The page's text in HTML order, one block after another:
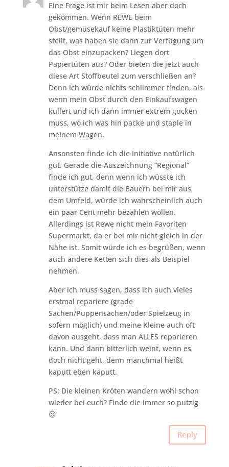
Eine Frage ist mir beim Lesen aber doch
gekommen. Wenn REWE beim
Obst/gemüsekauf keine Plastiktüten mehr
stellt, was haben sie dann zur Verfügung um
das Obst einzupacken? Liegen dort
Papiertüten aus? Oder bieten die jetzt auch
diese Art Stoffbeutel zum verschließen an?
Denn ich würde nichts schlimmer finden, als
wenn mein Obst durch den Einkaufswagen
kullert und ich dann immer extrem gucken
muss, wo ich was hin packe und staple in
meinem Wagen.
Ansonsten finde ich die Initiative natürlich
gut. Gerade die Auszeichnung “Regional”
finde ich gut, denn wenn ich wüsste ich
unterstütze damit die Bauern bei mir aus
dem Umfeld, würde ich wahrscheinlich auch
ein paar Cent mehr bezahlen wollen.
Allerdings ist Rewe nicht mein Favoriten
Supermarkt, da er bei mir nicht gleich in der
Nähe ist. Somit würde ich es begrüßen, wenn
auch andere Ketten sich dies als Beispiel
nehmen.
Aber ich muss sagen, dass ich auch vieles
erstmal repariere (grade
Sachen/Puppensachen/oder Spielzeug in
sofern möglich) und meine Kleine auch oft
davon ausgeht, dass man ALLES reparieren
kann. Und dann bitterlich weint, wenn es
doch nicht geht, denn manchmal heißt
kaputt eben kaputt.
PS: Die kleinen Kröten wandern wohl schon
wieder bei euch? Finde die immer so putzig
😉
Reply